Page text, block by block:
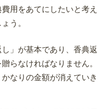
費用をあてにしたいと考
う。
」が基本であり、香典
らなければなりません
なりの金額が消えていき